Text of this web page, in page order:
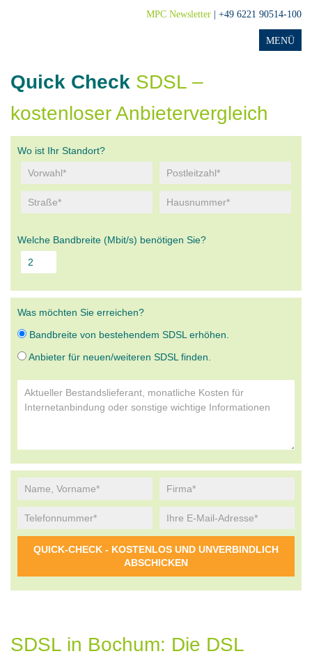
MPC Newsletter | +49 6221 90514-100
Quick Check SDSL –
kostenloser Anbietervergleich
Wo ist Ihr Standort?
Welche Bandbreite (Mbit/s) benötigen Sie?
Was möchten Sie erreichen?
Bandbreite von bestehendem SDSL erhöhen.
Anbieter für neuen/weiteren SDSL finden.
SDSL in Bochum: Die DSL